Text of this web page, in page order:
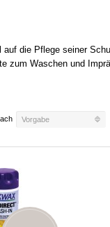
die Pflege seiner
zum Waschen und
Vorgabe